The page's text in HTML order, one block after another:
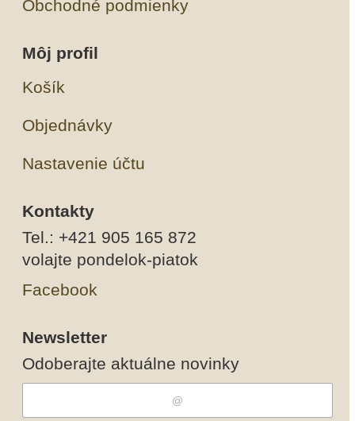
Obchodné podmienky
Môj profil
Košík
Objednávky
Nastavenie účtu
Kontakty
Tel.: +421 905 165 872
volajte pondelok-piatok
Facebook
Newsletter
Odoberajte aktuálne novinky